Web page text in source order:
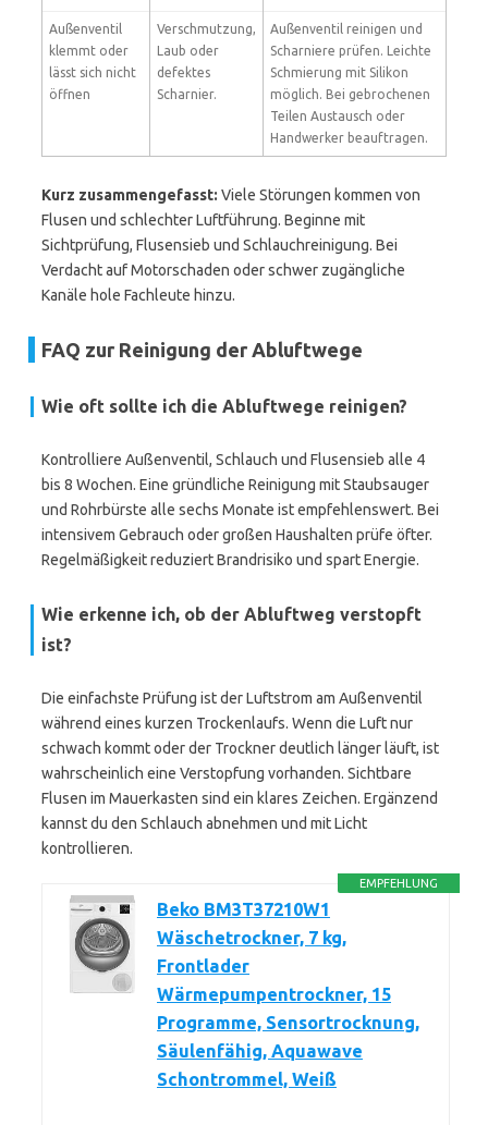
Außenventil
klemmt oder
lässt sich nicht
öffnen
Verschmutzung,
Laub oder
defektes
Scharnier.
Außenventil reinigen und
Scharniere prüfen. Leichte
Schmierung mit Silikon
möglich. Bei gebrochenen
Teilen Austausch oder
Handwerker beauftragen.
Kurz zusammengefasst: Viele Störungen kommen von
Flusen und schlechter Luftführung. Beginne mit
Sichtprüfung, Flusensieb und Schlauchreinigung. Bei
Verdacht auf Motorschaden oder schwer zugängliche
Kanäle hole Fachleute hinzu.
FAQ zur Reinigung der Abluftwege
Wie oft sollte ich die Abluftwege reinigen?
Kontrolliere Außenventil, Schlauch und Flusensieb alle 4
bis 8 Wochen. Eine gründliche Reinigung mit Staubsauger
und Rohrbürste alle sechs Monate ist empfehlenswert. Bei
intensivem Gebrauch oder großen Haushalten prüfe öfter.
Regelmäßigkeit reduziert Brandrisiko und spart Energie.
Wie erkenne ich, ob der Abluftweg verstopft
ist?
Die einfachste Prüfung ist der Luftstrom am Außenventil
während eines kurzen Trockenlaufs. Wenn die Luft nur
schwach kommt oder der Trockner deutlich länger läuft, ist
wahrscheinlich eine Verstopfung vorhanden. Sichtbare
Flusen im Mauerkasten sind ein klares Zeichen. Ergänzend
kannst du den Schlauch abnehmen und mit Licht
kontrollieren.
EMPFEHLUNG
Beko BM3T37210W1
Wäschetrockner, 7 kg,
Frontlader
Wärmepumpentrockner, 15
Programme, Sensortrocknung,
Säulenfähig, Aquawave
Schontrommel, Weiß